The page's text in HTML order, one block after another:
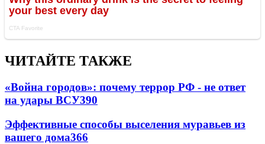
ЧИТАЙТЕ ТАКЖЕ
«Война городов»: почему террор РФ - не ответ
на удары ВСУ390
Эффективные способы выселения муравьев из
вашего дома366